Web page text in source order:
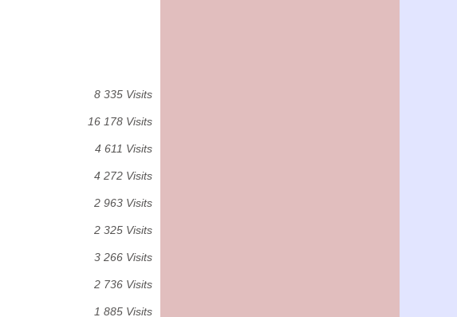
8 335 Visits
16 178 Visits
4 611 Visits
4 272 Visits
2 963 Visits
2 325 Visits
3 266 Visits
2 736 Visits
1 885 Visits